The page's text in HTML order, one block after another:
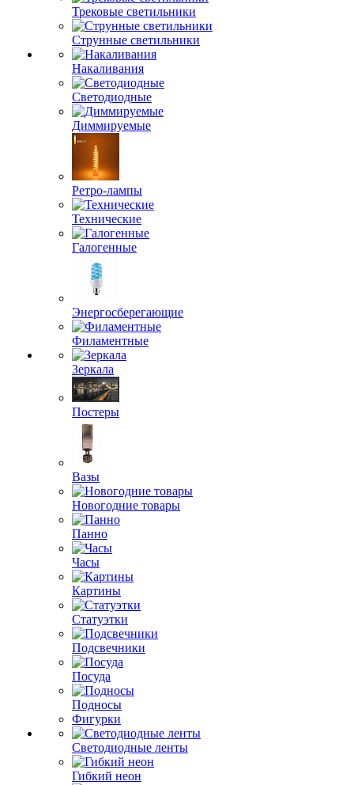
Трековые светильники
Струнные светильники
Накаливания
Светодиодные
Диммируемые
Ретро-лампы
Технические
Галогенные
Энергосберегающие
Филаментные
Зеркала
Постеры
Вазы
Новогодние товары
Панно
Часы
Картины
Статуэтки
Подсвечники
Посуда
Подносы
Фигурки
Светодиодные ленты
Гибкий неон